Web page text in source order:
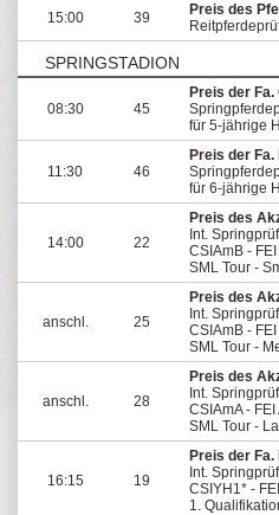
15:00 39
Preis des
SPRINGSTADION
08:30 45
Preis der
für 5-jährige
11:30 46
Preis der
für 6-jährige
14:00 22
Preis des
Int.
CSIAmB -
SML Tour -
anschl. 25
Preis des
Int.
CSIAmB -
SML Tour -
anschl. 28
Preis des
Int.
CSIAmA -
SML Tour -
16:15 19
Preis der
Int.
CSIYH1* -
1.